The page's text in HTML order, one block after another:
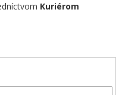
Kuriérom